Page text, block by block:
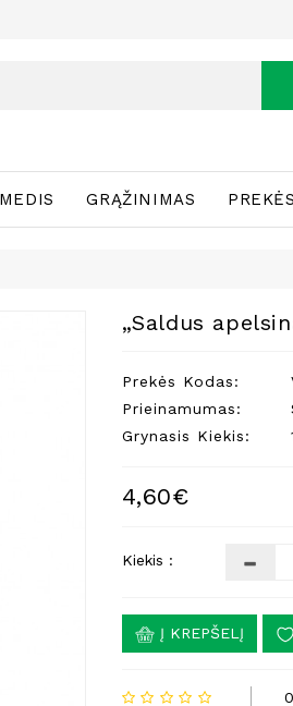
GRĄŽINIMAS
„Saldus
Prekės Kodas:
Prieinamumas:
Grynasis Kiekis:
4,60€
Kiekis :
Į KREPŠELĮ